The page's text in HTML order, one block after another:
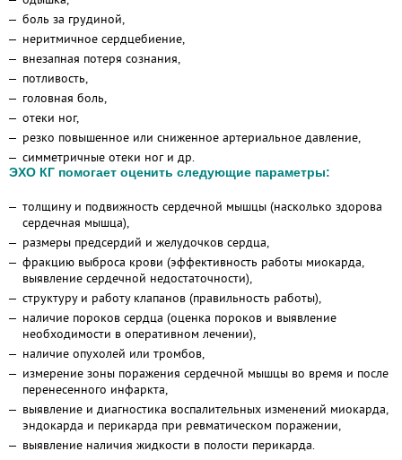
боль за грудиной,
неритмичное сердцебиение,
внезапная потеря сознания,
потливость,
головная боль,
отеки ног,
резко повышенное или сниженное артериальное давление,
симметричные отеки ног и др.
ЭХО КГ помогает оценить следующие параметры:
толщину и подвижность сердечной мышцы (насколько здорова
сердечная мышца),
размеры предсердий и желудочков сердца,
фракцию выброса крови (эффективность работы миокарда,
выявление сердечной недостаточности),
структуру и работу клапанов (правильность работы),
наличие пороков сердца (оценка пороков и выявление
необходимости в оперативном лечении),
наличие опухолей или тромбов,
измерение зоны поражения сердечной мышцы во время и после
перенесенного инфаркта,
выявление и диагностика воспалительных изменений миокарда,
эндокарда и перикарда при ревматическом поражении,
выявление наличия жидкости в полости перикарда.